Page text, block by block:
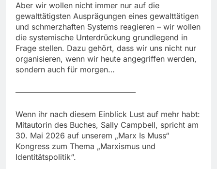
Aber wir wollen nicht immer nur auf die
gewalttätigsten Ausprägungen eines gewalttätigen
und schmerzhaften Systems reagieren – wir wollen
die systemische Unterdrückung grundlegend in
Frage stellen. Dazu gehört, dass wir uns nicht nur
organisieren, wenn wir heute angegriffen werden,
sondern auch für morgen…
———————————————–
Wenn ihr nach diesem Einblick Lust auf mehr habt:
Mitautorin des Buches, Sally Campbell, spricht am
30. Mai 2026 auf unserem „Marx Is Muss“
Kongress zum Thema „Marxismus und
Identitätspolitik“.